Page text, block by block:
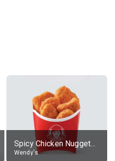
Spicy Chicken Nuggets, without sauce
Wendy's